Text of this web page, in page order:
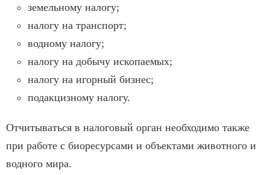
земельному налогу;
налогу на транспорт;
водному налогу;
налогу на добычу ископаемых;
налогу на игорный бизнес;
подакцизному налогу.
Отчитываться в налоговый орган необходимо также
при работе с биоресурсами и объектами животного и
водного мира.